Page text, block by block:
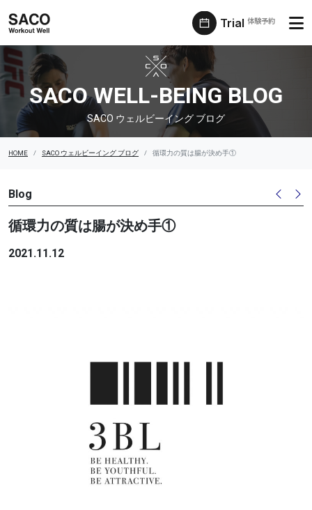
Trial 体験予約
SACO ウェルビーイング ブログ
SACO WELL-BEING BLOG
SACO ウェルビーイング ブログ
HOME SACO ウェルビーイング ブログ 循環力の質は腸が決め手①
Blog
循環力の質は腸が決め手①
2021.11.12